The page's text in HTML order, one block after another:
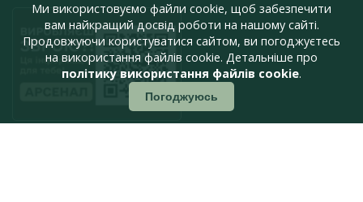
Ми використовуємо файли cookie, щоб забезпечити
вам найкращий досвід роботи на нашому сайті.
Продовжуючи користуватися сайтом, ви погоджуєтесь
на використання файлів cookie. Детальніше про
політику використання файлів cookie.
Погоджуюсь